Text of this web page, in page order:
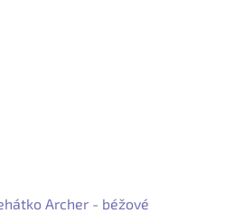
Archer - béžové